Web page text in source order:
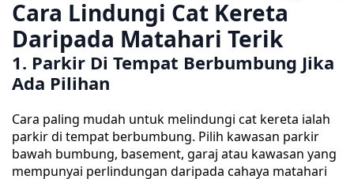
Cara Lindungi Cat Kereta
Daripada Matahari Terik
1. Parkir Di Tempat Berbumbung Jika
Ada Pilihan
Cara paling mudah untuk melindungi cat kereta ialah
parkir di tempat berbumbung. Pilih kawasan parkir
bawah bumbung, basement, garaj atau kawasan yang
mempunyai perlindungan daripada cahaya matahari